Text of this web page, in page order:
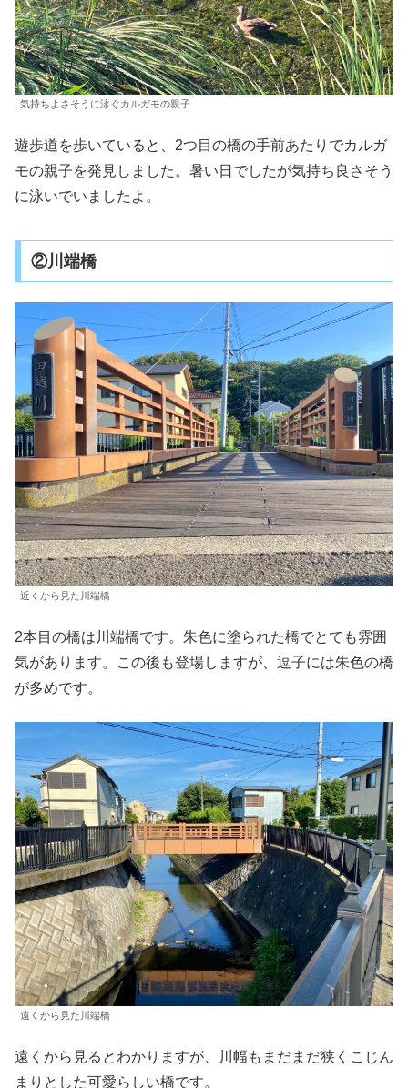
気持ちよさそうに泳ぐカルガモの親子
遊歩道を歩いていると、2つ目の橋の手前あたりでカルガ
モの親子を発見しました。暑い日でしたが気持ち良さそう
に泳いでいましたよ。
②川端橋
近くから見た川端橋
2本目の橋は川端橋です。朱色に塗られた橋でとても雰囲
気があります。この後も登場しますが、逗子には朱色の橋
が多めです。
遠くから見た川端橋
遠くから見るとわかりますが、川幅もまだまだ狭くこじん
まりとした可愛らしい橋です。